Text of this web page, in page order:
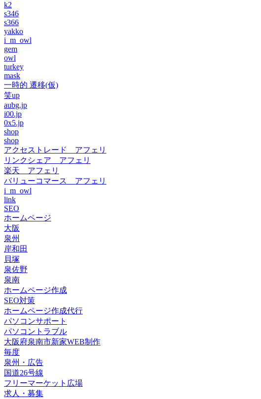
k2
s346
s366
yakko
i_m_owl
gem
owl
turkey
mask
一時的 遷移(仮)
笑up
aubg.jp
i00.jp
0x5.jp
shop
shop
アクセストレード アフェリ
リンクシェア アフェリ
楽天 アフェリ
バリューコマース アフェリ
i_m_owl
link
SEO
ホームページ
大阪
泉州
岸和田
貝塚
泉佐野
泉南
ホームページ作成
SEO対策
ホームページ作成代行
パソコンサポート
パソコントラブル
大阪府泉南市新家WEB制作
毎度
泉州・広告
国道26号線
フリーマーケット広場
求人・募集